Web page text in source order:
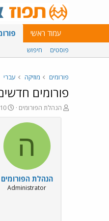
עמוד ראשי
פוסטים חיפוש
פורומים מוזיקה עברי
פורומים
פ
ו
הנהלת הפורומים
פ
ו
ס
ם
ב
ת
ר
ה
הנהלת הפורומים
Administrator